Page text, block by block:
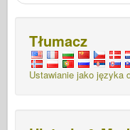
Tłumacz
Ustawianie jako języka